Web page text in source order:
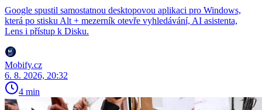
Google spustil samostatnou desktopovou aplikaci pro Windows,
která po stisku Alt + mezerník otevře vyhledávání, AI asistenta,
Lens i přístup k Disku.
Mobify.cz
6. 8. 2026, 20:32
4 min